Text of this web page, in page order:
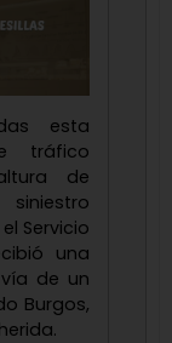
esta
tráfico
de
siniestro
Servicio
una
de un
Burgos,